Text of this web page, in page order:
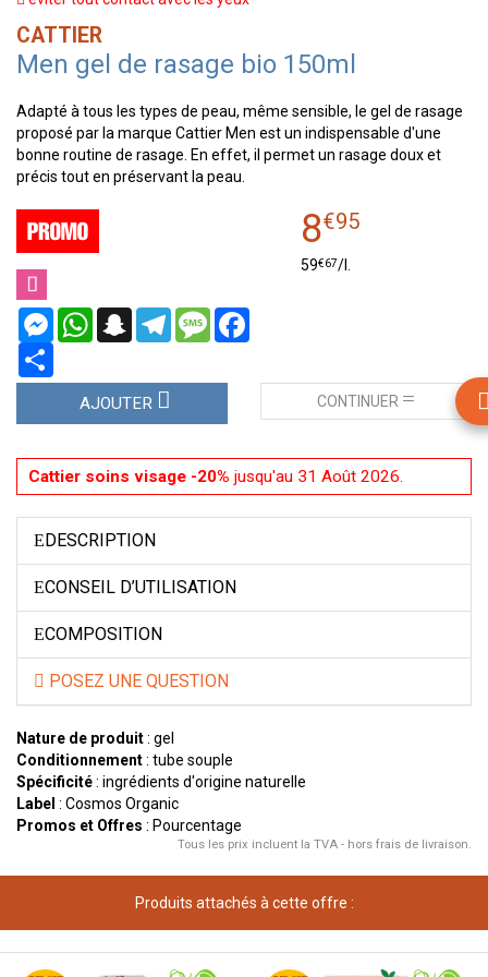
CATTIER
Men gel de rasage bio 150ml
Adapté à tous les types de peau, même sensible, le gel de rasage
proposé par la marque Cattier Men est un indispensable d'une
bonne routine de rasage. En effet, il permet un rasage doux et
précis tout en préservant la peau.
MessengerWhatsAppSnapchatTelegramMessage
8€95
59€67/
AJOUTER CONTINUER
Cattier soins visage -20% jusqu'au 31 Août 2026.
DESCRIPTION
CONSEIL D’UTILISATION
COMPOSITION
POSEZ UNE QUESTION
Nature de produit: gel
Conditionnement: tube souple
Spécificité: ingrédients d'origine naturelle
Label : Cosmos Organic
Promos et Offres : Pourcentage
Tous les prix incluent la TVA - hors frais de livraison.
Produits attachés à cette offre :